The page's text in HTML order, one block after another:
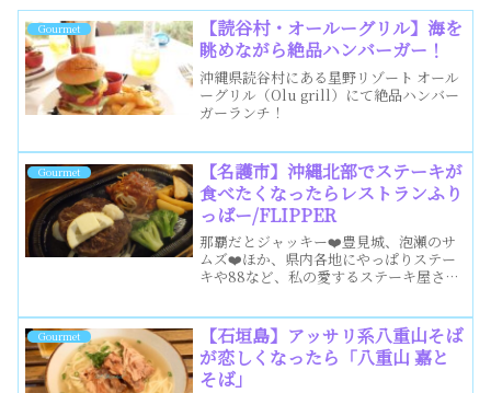
Gourmet
【読谷村・オールーグリル】海を
眺めながら絶品ハンバーガー！
沖縄県読谷村にある星野リゾート オール
ーグリル（Olu grill）にて絶品ハンバー
ガーランチ！
Gourmet
【名護市】沖縄北部でステーキが
食べたくなったらレストランふり
っぱー/FLIPPER
那覇だとジャッキー❤️豊見城、泡瀬のサ
ムズ❤️ほか、県内各地にやっぱりステー
キや88など、私の愛するステーキ屋さん
たら寄りたいのがコチラ！レストランふ
りっぱー／RESTAURANT FLIPPERタピ
ック...
Gourmet
【石垣島】アッサリ系八重山そば
が恋しくなったら「八重山 嘉と
そば」